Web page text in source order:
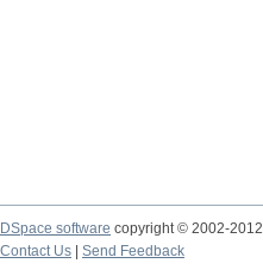
DSpace software copyright © 2002-2012
Contact Us
Send Feedback